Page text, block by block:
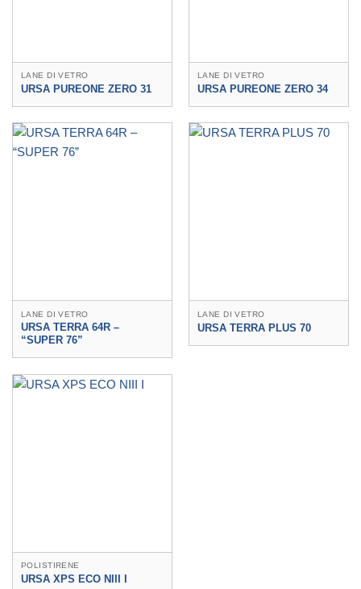
LANE DI VETRO
URSA PUREONE ZERO 31
LANE DI VETRO
URSA PUREONE ZERO 34
LANE DI VETRO
URSA TERRA 64R –
“SUPER 76”
LANE DI VETRO
URSA TERRA PLUS 70
POLISTIRENE
URSA XPS ECO NIII I